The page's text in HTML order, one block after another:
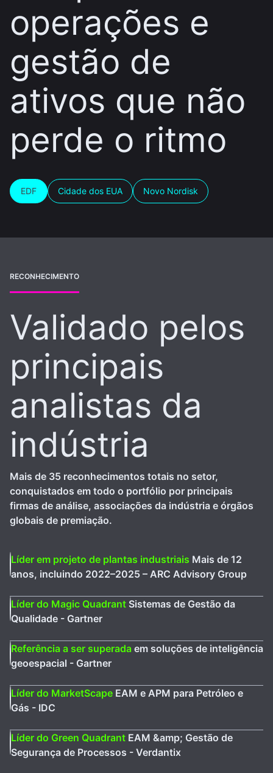
operações e
gestão de
ativos que não
perde o ritmo
EDF Cidade dos EUA Novo Nordisk
RECONHECIMENTO
Validado pelos
principais
analistas da
indústria
Mais de 35 reconhecimentos totais no setor,
conquistados em todo o portfólio por principais
firmas de análise, associações da indústria e órgãos
globais de premiação.
Líder em projeto de plantas industriais Mais de 12
anos, incluindo 2022–2025 – ARC Advisory Group
Líder do Magic Quadrant Sistemas de Gestão da
Qualidade - Gartner
Referência a ser superada em soluções de inteligência
geoespacial - Gartner
Líder do MarketScape EAM e APM para Petróleo e
Gás - IDC
Líder do Green Quadrant EAM &amp; Gestão de
Segurança de Processos - Verdantix